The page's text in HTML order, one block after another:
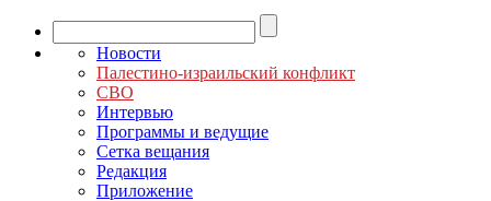
Новости
Палестино-израильский конфликт
СВО
Интервью
Программы и ведущие
Сетка вещания
Редакция
Приложение